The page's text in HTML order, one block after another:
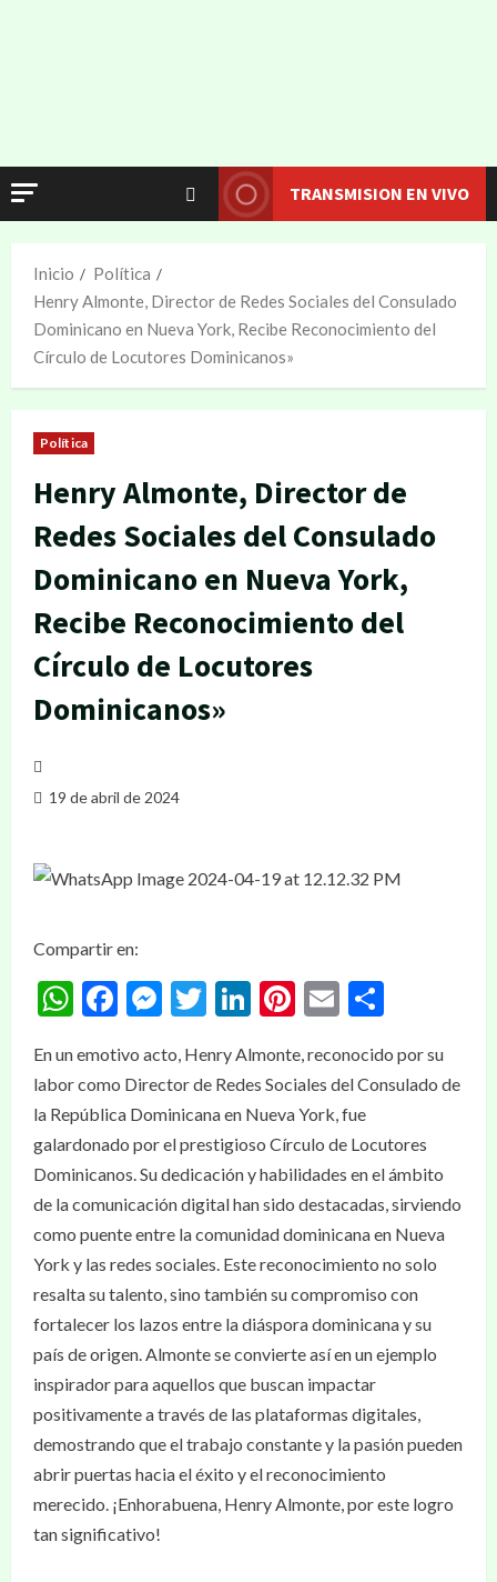
TRANSMISION EN VIVO
Inicio
Política
Henry Almonte, Director de Redes Sociales del Consulado
Dominicano en Nueva York, Recibe Reconocimiento del
Círculo de Locutores Dominicanos»
Política
Henry Almonte, Director de
Redes Sociales del Consulado
Dominicano en Nueva York,
Recibe Reconocimiento del
Círculo de Locutores
Dominicanos»
19 de abril de 2024
Compartir en:
WhatsApp
Facebook
Messenger
Twitter
LinkedIn
Pinterest
Email
En un emotivo acto, Henry Almonte, reconocido por su
labor como Director de Redes Sociales del Consulado de
la República Dominicana en Nueva York, fue
galardonado por el prestigioso Círculo de Locutores
Dominicanos. Su dedicación y habilidades en el ámbito
de la comunicación digital han sido destacadas, sirviendo
como puente entre la comunidad dominicana en Nueva
York y las redes sociales. Este reconocimiento no solo
resalta su talento, sino también su compromiso con
fortalecer los lazos entre la diáspora dominicana y su
país de origen. Almonte se convierte así en un ejemplo
inspirador para aquellos que buscan impactar
positivamente a través de las plataformas digitales,
demostrando que el trabajo constante y la pasión pueden
abrir puertas hacia el éxito y el reconocimiento
merecido. ¡Enhorabuena, Henry Almonte, por este logro
tan significativo!